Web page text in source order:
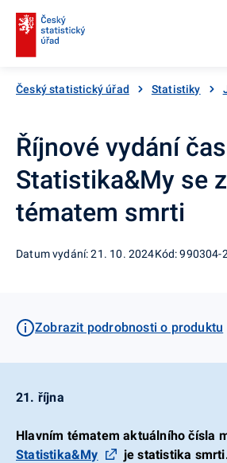
Český statistický úřad Statistiky
Říjnové vydání
Statistika&My se
tématem smrti
Datum vydání: 21. 10. 2024Kód: 990304-
Zobrazit podrobnosti o produktu
21. října
Hlavním tématem aktuálního čísla
Statistika&My
je statistika